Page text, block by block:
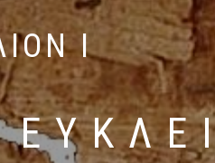
I